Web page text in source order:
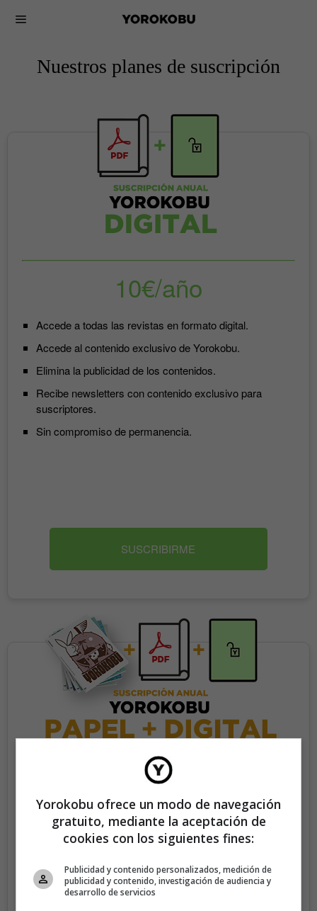
Nuestros planes de suscripción
10€/año
Accede a todas las revistas en formato digital.
Accede al contenido exclusivo de Yorokobu.
Elimina la publicidad de los contenidos.
Recibe newsletters con contenido exclusivo para
suscriptores.
Sin compromiso de permanencia.
SUSCRIBIRME
35€/año
Recibe 4 números de la revista Yorokobu.
Accede al contenido exclusivo de Yorokobu.
Yorokobu ofrece un modo de navegación
gratuito, mediante la aceptación de
cookies con los siguientes fines:
Publicidad y contenido personalizados, medición de
publicidad y contenido, investigación de audiencia y
desarrollo de servicios